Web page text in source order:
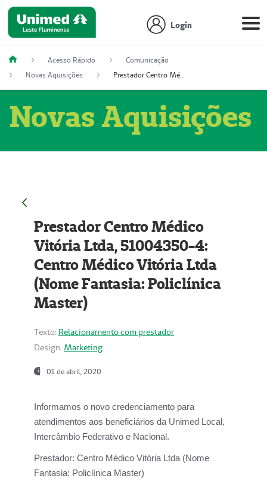
Login
Acesso Rápido
Comunicação
Novas Aquisições
Prestador Centro Médico Vitória Ltda, 51004350-4: Centro Médico Vitória Ltda (Nome Fantasia: Policlínica Master)
Novas Aquisições
Prestador Centro Médico
Vitória Ltda, 51004350-4:
Centro Médico Vitória Ltda
(Nome Fantasia: Policlínica
Master)
Texto: Relacionamento com prestador
Design: Marketing
01 de abril, 2020
Informamos o novo credenciamento para
atendimentos aos beneficiários da Unimed Local,
Intercâmbio Federativo e Nacional.
Prestador: Centro Médico Vitória Ltda (Nome
Fantasia: Policlínica Master)